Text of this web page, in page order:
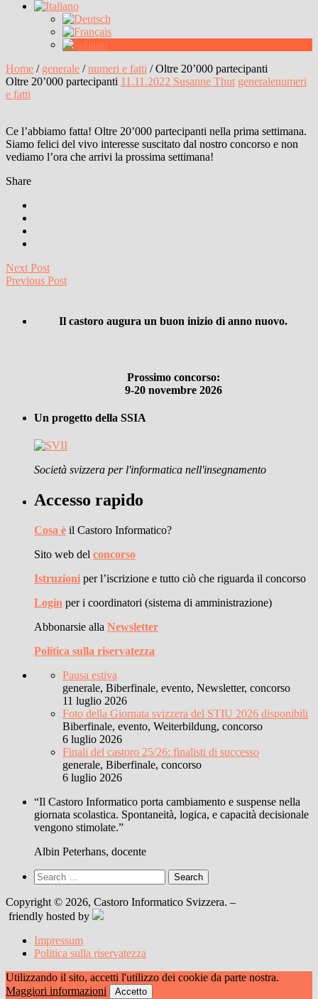
Home / generale /numeri e fatti /Oltre 20’000 partecipanti
Oltre 20’000 partecipanti 11.11.2022 Susanne Thut generalenumeri
e fatti
Ce l’abbiamo fatta! Oltre 20’000 partecipanti nella prima settimana.
Siamo felici del vivo interesse suscitato dal nostro concorso e non
vediamo l’ora che arrivi la prossima settimana!
Share
Next Post
Previous Post
Il castoro augura un buon inizio di anno nuovo.
Prossimo concorso:
9-20 novembre 2026
Un progetto della SSIA
Società svizzera per l'informatica nell'insegnamento
Accesso rapido
Cosa è il Castoro Informatico?
Sito web del concorso
Istruzioni per l’iscrizione e tutto ciò che riguarda il concorso
Login per i coordinatori (sistema di amministrazione)
Abbonarsie alla Newsletter
Politica sulla riservatezza
Pausa estiva
generale, Biberfinale, evento, Newsletter, concorso
11 luglio 2026
Foto della Giornata svizzera del STIU 2026 disponibili
Biberfinale, evento, Weiterbildung, concorso
6 luglio 2026
Finali del castoro 25/26: finalisti di successo
generale, Biberfinale, concorso
6 luglio 2026
“Il Castoro Informatico porta cambiamento e suspense nella
giornata scolastica. Spontaneità, logica, e capacità decisionale
vengono stimolate.”
Albin Peterhans, docente
Search
for:
Copyright © 2026, Castoro Informatico Svizzera. –
friendly hosted by
Impressum
Politica sulla riservatezza
Utilizzando il sito, accetti l'utilizzo dei cookie da parte nostra.
Maggiori informazioni
Accetto